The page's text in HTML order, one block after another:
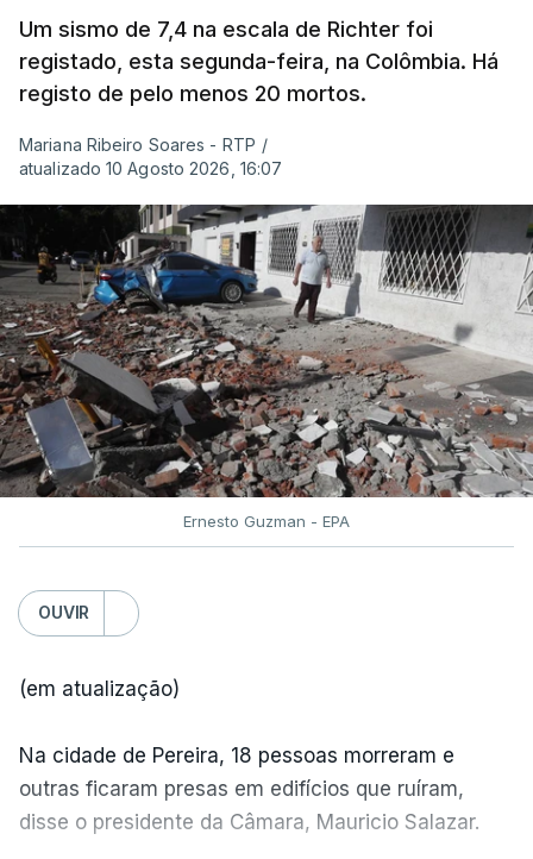
Um sismo de 7,4 na escala de Richter foi
registado, esta segunda-feira, na Colômbia. Há
registo de pelo menos 20 mortos.
Mariana Ribeiro Soares - RTP /
atualizado 10 Agosto 2026, 16:07
Ernesto Guzman - EPA
OUVIR
(em atualização)
Na cidade de Pereira, 18 pessoas morreram e
outras ficaram presas em edifícios que ruíram,
disse o presidente da Câmara, Mauricio Salazar.